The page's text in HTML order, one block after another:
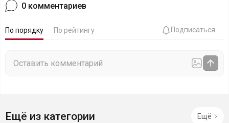
0 комментариев
По порядку По рейтингу Подписаться
Ещё из категории Ещё